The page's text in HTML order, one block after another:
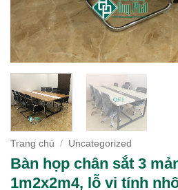
Trang chủ / Uncategorized
Bàn họp chân sắt 3
1m2x2m4, lỗ vi tính